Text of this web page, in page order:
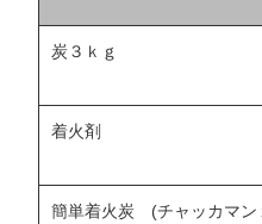
炭３ｋｇ
着火剤
簡単着火炭 (チャッカマン